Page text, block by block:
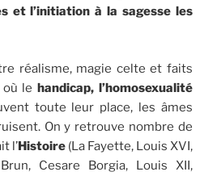
et l’initiation à la sagesse les
réalisme, magie celte et faits
où lehandicap, l’homosexualité
toute leur place, les âmes
On y retrouve nombre de
l’Histoire (La Fayette, Louis XVI,
Cesare Borgia, Louis XII,